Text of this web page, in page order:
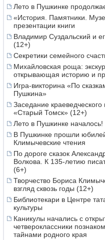
Лето в Пушкинке
«История. Памятники.
презентации книги
Владимир Суздальский и
(12+)
Секретики семейного
Михайловская роща:
открывающая историю и
Игра-викторина «По
Пушкина»
Заседание краеведческого
«Старый Томск» (12+)
Лето в Пушкинке началось!
В Пушкинке прошли
Климычевские чтения
По дороге сказок
Волкова. К 135-летию
(6+)
Творчество Бориса
взгляд сквозь годы (12+)
Библиотекари в Центре
культуры
Каникулы начались с
четвероклассники
тайнами родного края